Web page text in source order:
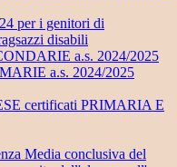
per i genitori di
disabili
a.s. 2024/2025
a.s. 2024/2025
certificati PRIMARIA E
Media conclusiva del